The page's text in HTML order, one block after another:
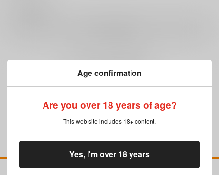
Age confirmation
Are you over 18 years of age?
This web site includes 18+ content.
Yes, I'm over 18 years